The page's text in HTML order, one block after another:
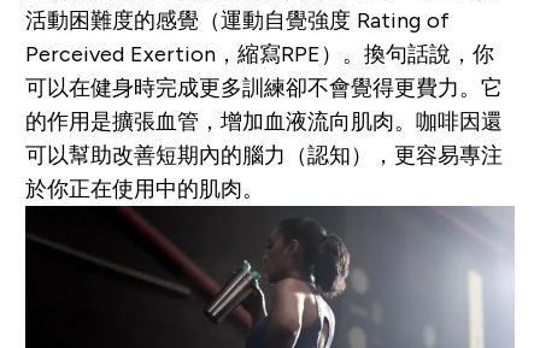
活動困難度的感覺（運動自覺強度 Rating of
Perceived Exertion，縮寫RPE）。換句話說，你
可以在健身時完成更多訓練卻不會覺得更費力。它
的作用是擴張血管，增加血液流向肌肉。咖啡因還
可以幫助改善短期內的腦力（認知），更容易專注
於你正在使用中的肌肉。